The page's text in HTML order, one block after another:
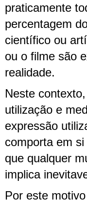
praticamente
percentagem
científico ou
ou o filme são
realidade.
Neste
utilização e
expressão
comporta em
que qualquer
implica
Por este